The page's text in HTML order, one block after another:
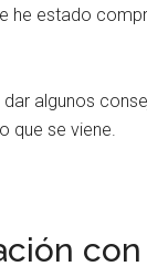
he estado
dar algunos
que se viene.